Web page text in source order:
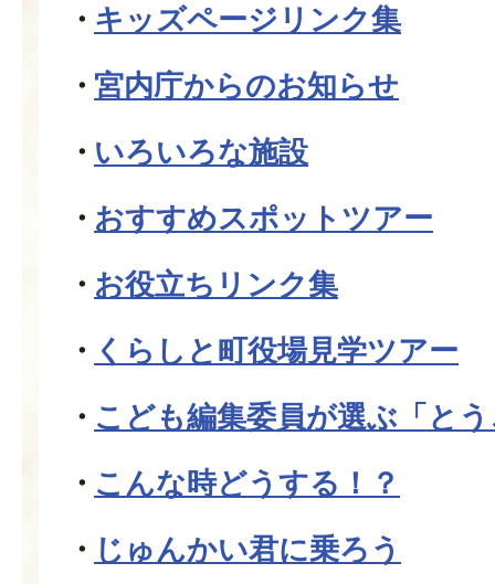
キッズページリンク集
宮内庁からのお知らせ
いろいろな施設
おすすめスポットツアー
お役立ちリンク集
くらしと町役場見学ツアー
こども編集委員が選ぶ「と
こんな時どうする！？
じゅんかい君に乗ろう